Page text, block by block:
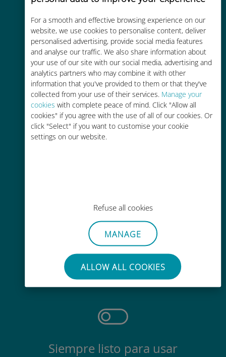
For a smooth and effective browsing experience on our
website, we use cookies to personalise content, deliver
personalised advertising, provide social media features
and analyse our traffic. We also share information about
your use of our site with our social media, advertising and
analytics partners who may combine it with other
information that you've provided to them or that they've
collected from your use of their services. Manage your
cookies with complete peace of mind. Click "Allow all
cookies" if you agree with the use of all of our cookies. Or
click "Select" if you want to customise your cookie
settings on our website.
Refuse all cookies
MANAGE
ALLOW ALL COOKIES
Rentable
Hasta un 90% más barato que los
costes de itinerancia con su
operador actual
Fácil recarga
Sin esfuerzo
No es necesario retirar la tarjeta
SIM
Siempre listo para usar